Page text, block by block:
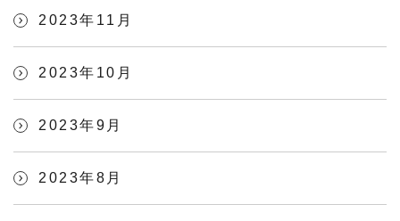
2023年11月
2023年10月
2023年9月
2023年8月